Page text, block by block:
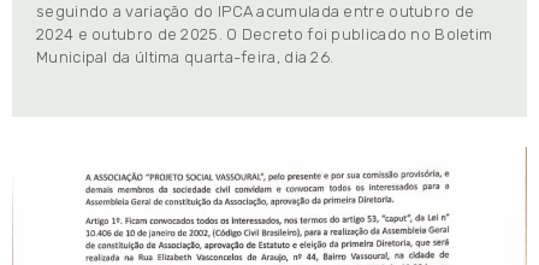
seguindo a variação do IPCA acumulada entre outubro de
2024 e outubro de 2025. O Decreto foi publicado no Boletim
Municipal da última quarta-feira, dia 26.